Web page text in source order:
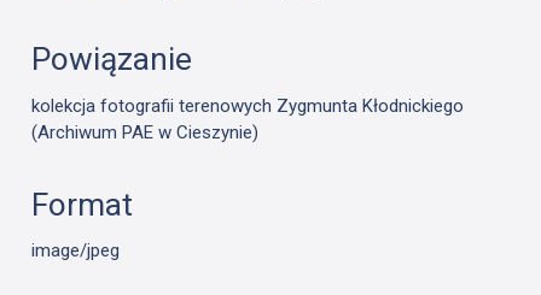
Powiązanie
kolekcja fotografii terenowych Zygmunta Kłodnickiego
(Archiwum PAE w Cieszynie)
Format
image/jpeg